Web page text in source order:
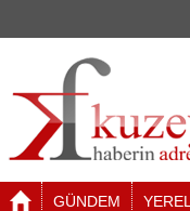
GÜNDEM YEREL